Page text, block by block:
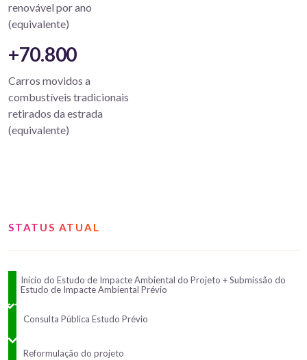
renovável por ano
(equivalente)
+70.800
Carros movidos a
combustíveis tradicionais
retirados da estrada
(equivalente)
STATUS ATUAL
Início do Estudo de Impacte Ambiental do Projeto + Submissão do
Estudo de Impacte Ambiental Prévio
Consulta Pública Estudo Prévio
Reformulação do projeto